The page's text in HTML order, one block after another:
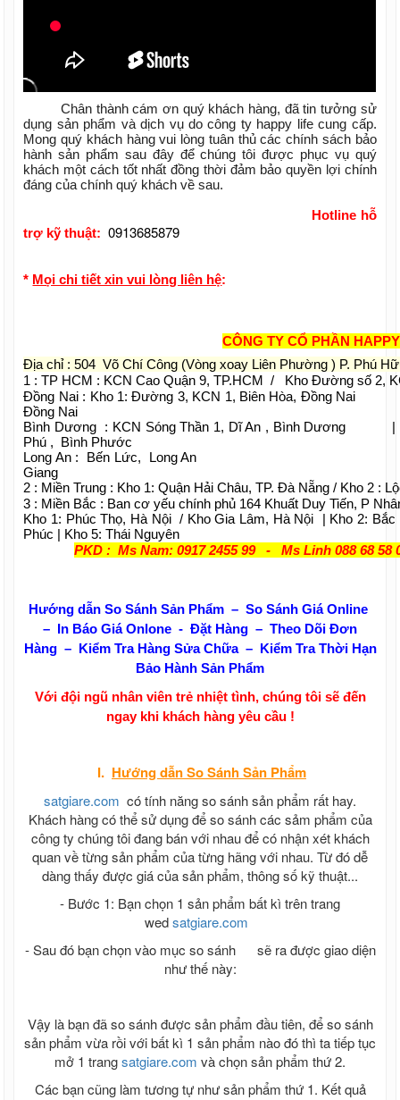
Chân thành cám ơn quý khách hàng, đã tin tưởng sử
dụng sản phẩm và dịch vụ do công ty happy life cung cấp.
Mong quý khách hàng vui lòng tuân thủ các chính sách bảo
hành sản phẩm sau đây để chúng tôi được phục vụ quý
khách một cách tốt nhất đồng thời đảm bảo quyền lợi chính
đáng của chính quý khách về sau.
Hotline hỗ
trợ kỹ thuật:0913685879
* Mọi chi tiết xin vui lòng liên hệ:
CÔNG TY CỔ PHẦN
Địa chỉ : 504 Võ Chí Công (Vòng xoay Liên Phường ) P. Phú
1 : TP HCM : KCN Cao Quận 9, TP.HCM / Kho Đường số 2,
Đồng Nai : Kho 1: Đường 3, KCN 1, Biên Hòa, Đồng
Đồng Nai
Bình Dương : KCN Sóng Thần 1, Dĩ An , Bình
Phú , Bình Phước
Long An : Bến Lức, Long An | Kiên
Giang
2 : Miền Trung : Kho 1: Quận Hải Châu, TP. Đà Nẵng / Kho 2 :
3 : Miền Bắc : Ban cơ yếu chính phủ 164 Khuất Duy Tiến, P
Kho 1: Phúc Thọ, Hà Nội / Kho Gia Lâm, Hà Nội | Kho 2:
Phúc | Kho 5: Thái Nguyên
PKD : Ms Nam: 0917 2455 99 - Ms Linh 088 68 58
Hướng dẫn So Sánh Sản Phẩm – So Sánh Giá Online
– In Báo Giá Onlone - Đặt Hàng – Theo Dõi Đơn
Hàng – Kiểm Tra Hàng Sửa Chữa – Kiểm Tra Thời Hạn
Bảo Hành Sản Phẩm
Với đội ngũ nhân viên trẻ nhiệt tình, chúng tôi sẽ đến
ngay khi khách hàng yêu cầu !
I. Hướng dẫnSo Sánh Sản Phẩm
satgiare.com có tính năng so sánh sản phẩm rất hay.
Khách hàng có thể sử dụng để so sánh các sảm phẩm của
công ty chúng tôi đang bán với nhau để có nhận xét khách
quan về từng sản phẩm của từng hãng với nhau. Từ đó dễ
dàng thấy được giá của sản phẩm, thông số kỹ thuật...
- Bước 1: Bạn chọn 1 sản phẩm bất kì trên trang
wedsatgiare.com
- Sau đó bạn chọn vào mục so sánh
sẽ ra được giao diện
như thế này:
Vậy là bạn đã so sánh được sản phẩm đầu tiên, để so sánh
sản phẩm vừa rồi với bất kì 1 sản phẩm nào đó thì ta tiếp tục
mở 1 trangsatgiare.com và chọn sản phẩm thứ 2.
Các bạn cũng làm tương tự như sản phẩm thứ 1. Kết quả